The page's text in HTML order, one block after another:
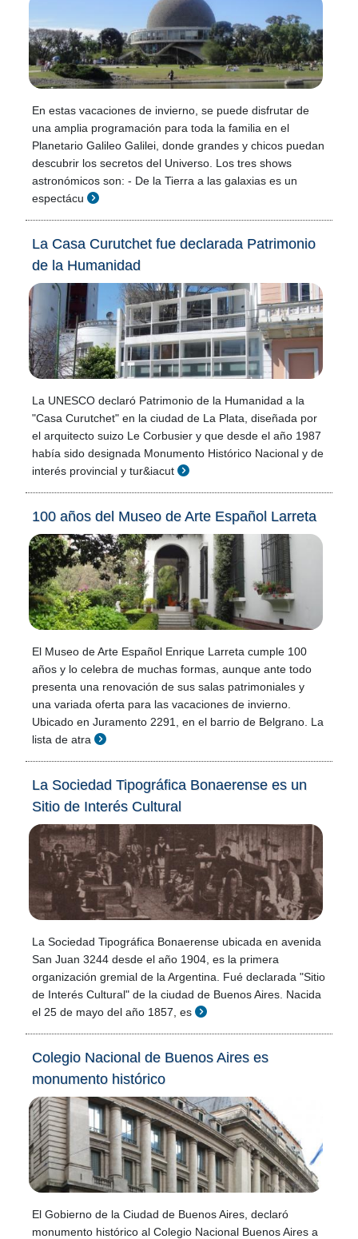
En estas vacaciones de invierno, se puede disfrutar de
una amplia programación para toda la familia en el
Planetario Galileo Galilei, donde grandes y chicos puedan
descubrir los secretos del Universo. Los tres shows
astronómicos son: - De la Tierra a las galaxias es un
espectácu
La Casa Curutchet fue declarada Patrimonio
de la Humanidad
La UNESCO declaró Patrimonio de la Humanidad a la
"Casa Curutchet" en la ciudad de La Plata, diseñada por
el arquitecto suizo Le Corbusier y que desde el año 1987
había sido designada Monumento Histórico Nacional y de
interés provincial y tur&iacut
100 años del Museo de Arte Español Larreta
El Museo de Arte Español Enrique Larreta cumple 100
años y lo celebra de muchas formas, aunque ante todo
presenta una renovación de sus salas patrimoniales y
una variada oferta para las vacaciones de invierno.
Ubicado en Juramento 2291, en el barrio de Belgrano. La
lista de atra
La Sociedad Tipográfica Bonaerense es un
Sitio de Interés Cultural
La Sociedad Tipográfica Bonaerense ubicada en avenida
San Juan 3244 desde el año 1904, es la primera
organización gremial de la Argentina. Fué declarada "Sitio
de Interés Cultural" de la ciudad de Buenos Aires. Nacida
el 25 de mayo del año 1857, es
Colegio Nacional de Buenos Aires es
monumento histórico
El Gobierno de la Ciudad de Buenos Aires, declaró
monumento histórico al Colegio Nacional Buenos Aires a